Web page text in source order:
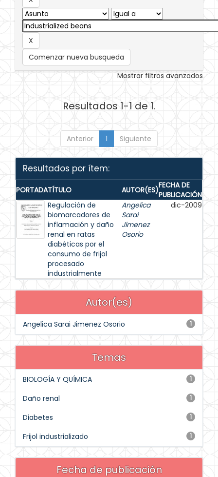
Comenzar nueva busqueda
Mostrar filtros avanzados
Resultados 1-1 de 1.
Anterior 1 Siguiente
Resultados por ítem:
PORTADATÍTULO AUTOR(ES)FECHA DE
PUBLICACIÓN
Regulación de
biomarcadores de
inflamación y daño
renal en ratas
diabéticas por el
consumo de frijol
procesado
industrialmente
Angelica
Sarai
Jimenez
Osorio
dic-2009
Autor(es)
1
Angelica Sarai Jimenez Osorio
Temas
1
BIOLOGÍA Y QUÍMICA
1
Daño renal
1
Diabetes
1
Frijol industrializado
Fecha de publicación